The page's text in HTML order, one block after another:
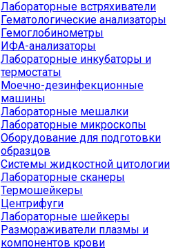
Лабораторные встряхиватели
Гематологические анализаторы
Гемоглобинометры
ИФА-анализаторы
Лабораторные инкубаторы и
термостаты
Моечно-дезинфекционные
машины
Лабораторные мешалки
Лабораторные микроскопы
Оборудование для подготовки
образцов
Системы жидкостной цитологии
Лабораторные сканеры
Термошейкеры
Центрифуги
Лабораторные шейкеры
Размораживатели плазмы и
компонентов крови